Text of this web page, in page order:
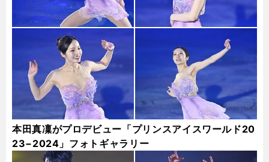
本田真凜がプロデビュー「プリンスアイスワールド20
23−2024」フォトギャラリー